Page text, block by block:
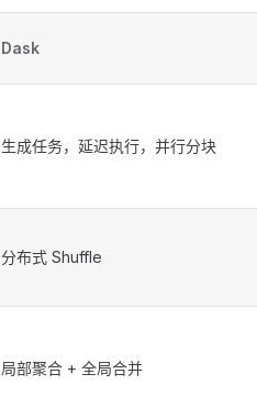
Dask
生成任务，延迟执行，并行分块
分布式 Shuffle
局部聚合 + 全局合并